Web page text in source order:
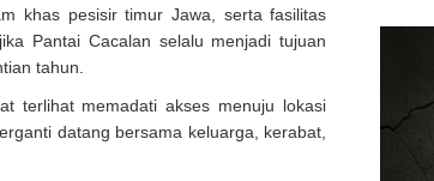
khas pesisir timur Jawa, serta fasilitas
Pantai Cacalan selalu menjadi tujuan
tahun.
terlihat memadati akses menuju lokasi
datang bersama keluarga, kerabat,